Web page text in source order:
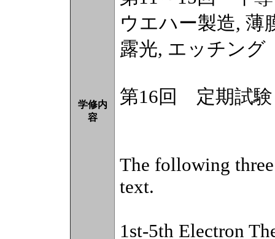
学修内
容
ウエハー製造, 薄
露光, エッチング
第16回 定期試験
The following
text.
1st-5th Electron